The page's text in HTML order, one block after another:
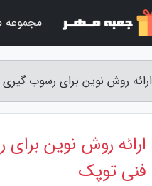
ارائه روش نوین برای رسوب
ارائه روش نوین
فنی توپک
مجموعه